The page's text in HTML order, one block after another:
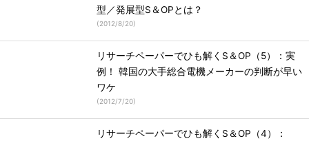
型／発展型S＆OPとは？
(2012/8/20)
リサーチペーパーでひも解くS＆OP（5）：実
例！ 韓国の大手総合電機メーカーの判断が早い
ワケ
(2012/7/20)
リサーチペーパーでひも解くS＆OP（4）：